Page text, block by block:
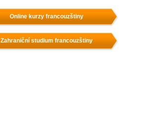
Online kurzy francouzštiny
Zahraniční studium francouzštiny